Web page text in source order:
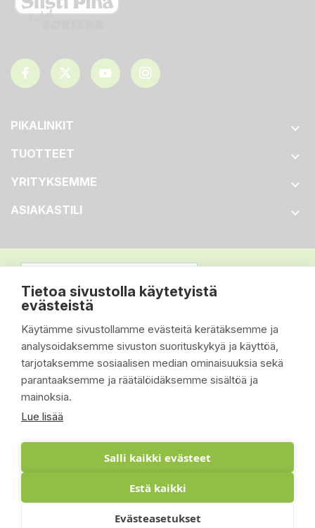
Tietoa sivustolla käytetyistä
evästeistä
Käytämme sivustollamme evästeitä kerätäksemme ja
analysoidaksemme sivuston suorituskykyä ja käyttöä,
tarjotaksemme sosiaalisen median ominaisuuksia sekä
parantaaksemme ja räätälöidäksemme sisältöä ja
mainoksia.
Lue lisää
Salli kaikki evästeet
Estä kaikki
Evästeasetukset
PIKALINKIT 
TUOTTEET 
YRITYKSEMME 
ASIAKASTILI 
© 2026 - Suomen Siisti Piha Oy - Toteutus: